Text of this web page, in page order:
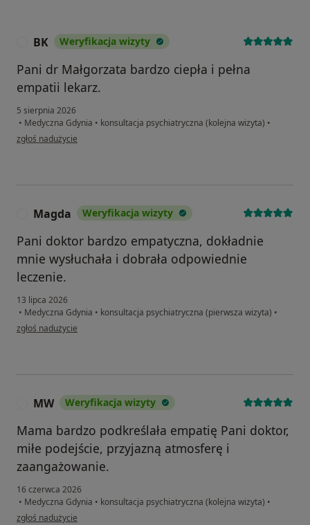
BK Weryfikacja wizyty
Pani dr Małgorzata bardzo ciepła i pełna
empatii lekarz.
5 sierpnia 2026
• Medyczna Gdynia • konsultacja psychiatryczna (kolejna wizyta) •
w opinii użytkownika BK
zgłoś nadużycie
Magda Weryfikacja wizyty
Pani doktor bardzo empatyczna, dokładnie
mnie wysłuchała i dobrała odpowiednie
leczenie.
13 lipca 2026
• Medyczna Gdynia • konsultacja psychiatryczna (pierwsza wizyta) •
w opinii użytkownika Magda
zgłoś nadużycie
MW Weryfikacja wizyty
Mama bardzo podkreślała empatię Pani doktor,
miłe podejście, przyjazną atmosferę i
zaangażowanie.
16 czerwca 2026
• Medyczna Gdynia • konsultacja psychiatryczna (kolejna wizyta) •
w opinii użytkownika MW
zgłoś nadużycie